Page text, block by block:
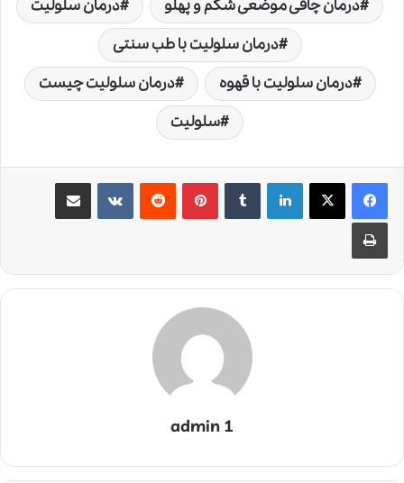
درمان چاقی موضعی شکم و پهلو
درمان سلولیت
درمان سلولیت با طب سنتی
درمان سلولیت با قهوه
درمان سلولیت چیست
سلولیت
لینکدین ‫تامبلر ‫پین‌ترست‫رددیت ‫VKontakteاشتراک گذاری از طریق ایمیل
چاپ
admin 1